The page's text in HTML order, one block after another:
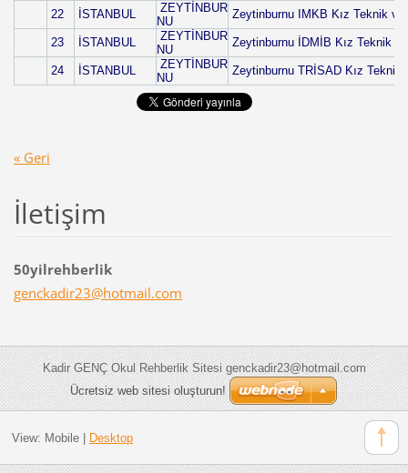
22
İSTANBUL
ZEYTİNBUR
NU
Zeytinburnu IMKB Kız Teknik
23 İSTANBUL
ZEYTİNBUR
NU
Zeytinburnu İDMİB Kız Teknik
24 İSTANBUL
ZEYTİNBUR
NU
Zeytinburnu TRİSAD Kız
« Geri
İletişim
50yilrehberlik
genckadir23@hotmail.com
Kadir GENÇ Okul Rehberlik Sitesi genckadir23@hotmail.com
Ücretsiz web sitesi oluşturun!
View: Mobile| Desktop